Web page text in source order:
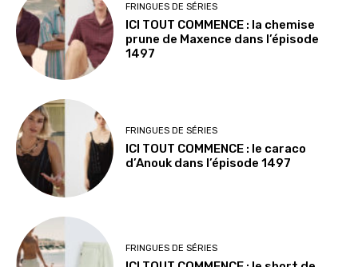
FRINGUES DE SÉRIES
ICI TOUT COMMENCE : la chemise
prune de Maxence dans l’épisode
1497
FRINGUES DE SÉRIES
ICI TOUT COMMENCE : le caraco
d’Anouk dans l’épisode 1497
FRINGUES DE SÉRIES